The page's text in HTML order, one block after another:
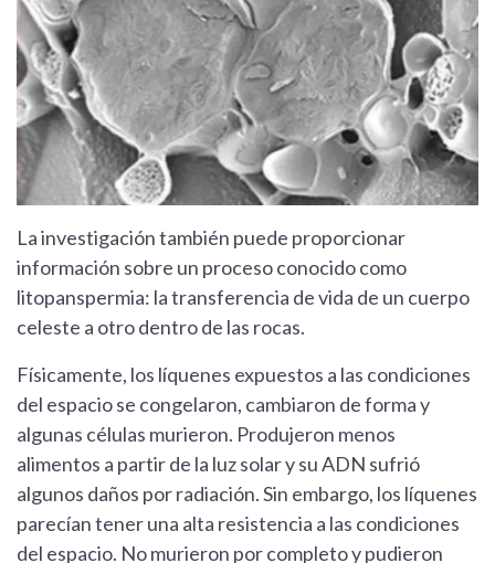
La investigación también puede proporcionar
información sobre un proceso conocido como
litopanspermia: la transferencia de vida de un cuerpo
celeste a otro dentro de las rocas.
Físicamente, los líquenes expuestos a las condiciones
del espacio se congelaron, cambiaron de forma y
algunas células murieron. Produjeron menos
alimentos a partir de la luz solar y su ADN sufrió
algunos daños por radiación. Sin embargo, los líquenes
parecían tener una alta resistencia a las condiciones
del espacio. No murieron por completo y pudieron